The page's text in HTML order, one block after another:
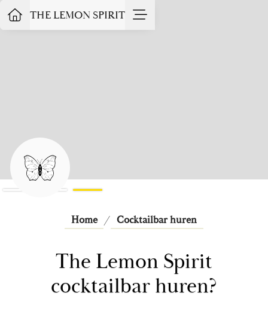
THE LEMON SPIRIT
Slide 3 of 3.
Home / Cocktailbar huren
The Lemon Spirit
cocktailbar huren?